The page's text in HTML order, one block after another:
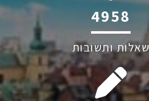
6045
שאלות ותשובות